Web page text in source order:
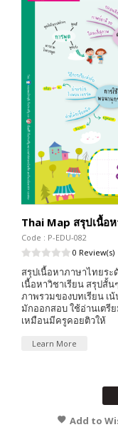
Thai Map สรุปเนื้อ
Code : P-EDU-082
0 Review(s)
สรุปเนื้อหาภาษาไทยร
เนื้อหาวิชาเรียน สรุปสั้
ภาพรวมของบทเรียน เน้
มักออกสอบ ใช้อ่านเตรีย
เหมือนมีครูคอยติวให้
Learn More
Add to